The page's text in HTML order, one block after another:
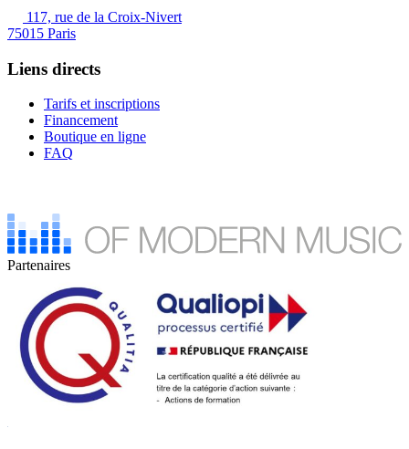
117, rue de la Croix-Nivert
75015 Paris
Liens directs
Tarifs et inscriptions
Financement
Boutique en ligne
FAQ
Partenaires